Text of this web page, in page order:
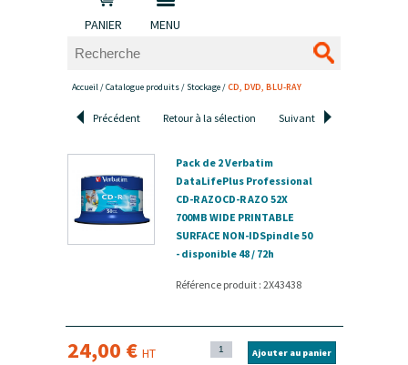
PANIER MENU
Accueil/Catalogue produits/ Stockage/CD, DVD, BLU-RAY
Précédent Retour à la sélection Suivant
Pack de 2 Verbatim
DataLifePlus Professional
CD-R AZOCD-R AZO 52X
700MB WIDE PRINTABLE
SURFACE NON-IDSpindle 50
- disponible 48 / 72h
Référence produit : 2X43438
24,00 € HT Ajouter au panier